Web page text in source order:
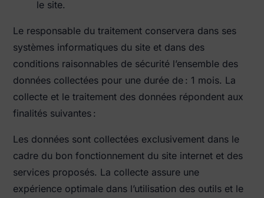
le site.
Le responsable du traitement conservera dans ses
systèmes informatiques du site et dans des
conditions raisonnables de sécurité l’ensemble des
données collectées pour une durée de : 1 mois. La
collecte et le traitement des données répondent aux
finalités suivantes :
Les données sont collectées exclusivement dans le
cadre du bon fonctionnement du site internet et des
services proposés. La collecte assure une
expérience optimale dans l’utilisation des outils et le